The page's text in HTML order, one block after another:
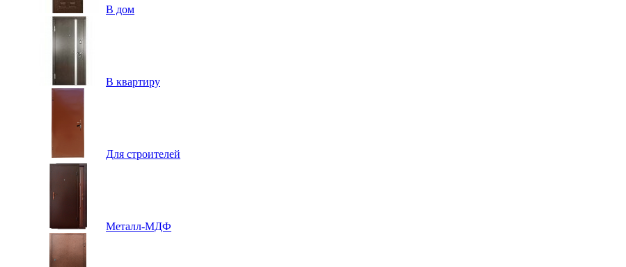
В дом
В квартиру
Для строителей
Металл-МДФ